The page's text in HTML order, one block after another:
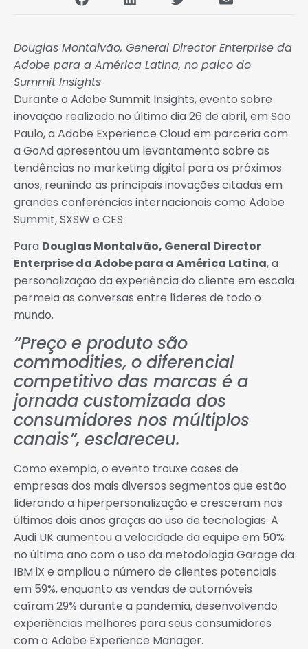
Douglas Montalvão, General Director Enterprise da
Adobe para a América Latina, no palco do
Summit Insights
Durante o Adobe Summit Insights, evento sobre
inovação realizado no último dia 26 de abril, em São
Paulo, a Adobe Experience Cloud em parceria com
a GoAd apresentou um levantamento sobre as
tendências no marketing digital para os próximos
anos, reunindo as principais inovações citadas em
grandes conferências internacionais como Adobe
Summit, SXSW e CES.
Para Douglas Montalvão, General Director
Enterprise da Adobe para a América Latina, a
personalização da experiência do cliente em escala
permeia as conversas entre líderes de todo o
mundo.
“Preço e produto são
commodities, o diferencial
competitivo das marcas é a
jornada customizada dos
consumidores nos múltiplos
canais”, esclareceu.
Como exemplo, o evento trouxe cases de
empresas dos mais diversos segmentos que estão
liderando a hiperpersonalização e cresceram nos
últimos dois anos graças ao uso de tecnologias. A
Audi UK aumentou a velocidade da equipe em 50%
no último ano com o uso da metodologia Garage da
IBM iX e ampliou o número de clientes potenciais
em 59%, enquanto as vendas de automóveis
caíram 29% durante a pandemia, desenvolvendo
experiências melhores para seus consumidores
com o Adobe Experience Manager.